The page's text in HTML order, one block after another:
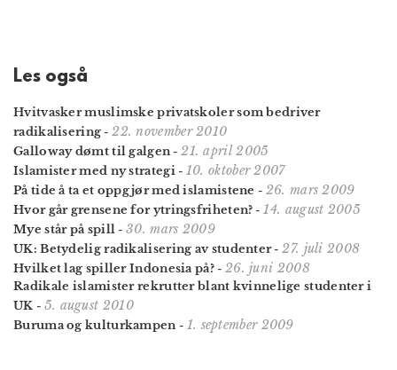
Les også
Hvitvasker muslimske privatskoler som bedriver
radikalisering -22. november 2010
Galloway dømt til galgen-21. april 2005
Islamister med ny strategi- 10. oktober 2007
På tide å ta et oppgjør med islamistene - 26. mars 2009
Hvor går grensene for ytringsfriheten? -14. august 2005
Mye står på spill -30. mars 2009
UK: Betydelig radikalisering av studenter-27. juli 2008
Hvilket lag spiller Indonesia på?- 26. juni 2008
Radikale islamister rekrutter blant kvinnelige studenter i
UK - 5. august 2010
Buruma og kulturkampen- 1. september 2009